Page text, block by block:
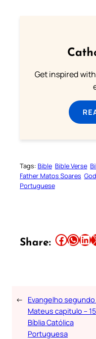
Get inspired
Tags: Bible Bible Verse
Father Matos Soares
Portuguese
Share: Share this article on Facebook Share this article on WhatsApp Share this article on LinkedIn Share
← Evangelho segundo
Mateus capitulo –
Bíblia Católica
Portuguesa